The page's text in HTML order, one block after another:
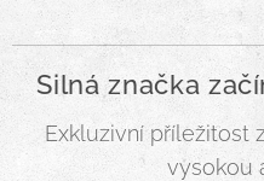
Silná značka
Exkluzivní příležitost
vysokou